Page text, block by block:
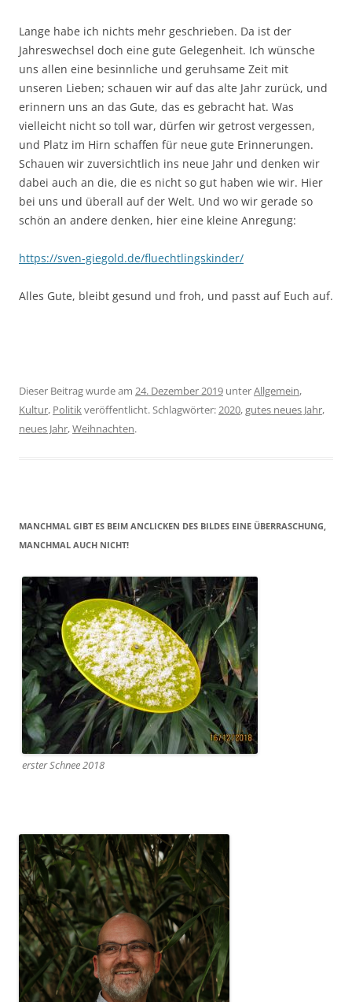
Lange habe ich nichts mehr geschrieben. Da ist der
Jahreswechsel doch eine gute Gelegenheit. Ich wünsche
uns allen eine besinnliche und geruhsame Zeit mit
unseren Lieben; schauen wir auf das alte Jahr zurück, und
erinnern uns an das Gute, das es gebracht hat. Was
vielleicht nicht so toll war, dürfen wir getrost vergessen,
und Platz im Hirn schaffen für neue gute Erinnerungen.
Schauen wir zuversichtlich ins neue Jahr und denken wir
dabei auch an die, die es nicht so gut haben wie wir. Hier
bei uns und überall auf der Welt. Und wo wir gerade so
schön an andere denken, hier eine kleine Anregung:
https://sven-giegold.de/fluechtlingskinder/
Alles Gute, bleibt gesund und froh, und passt auf Euch auf.
Dieser Beitrag wurde am 24. Dezember 2019 unterAllgemein,
Kultur, Politikveröffentlicht. Schlagwörter:2020,gutes neues Jahr,
neues Jahr,Weihnachten.
MANCHMAL GIBT ES BEIM ANCLICKEN DES BILDES EINE ÜBERRASCHUNG,
MANCHMAL AUCH NICHT!
erster Schnee 2018